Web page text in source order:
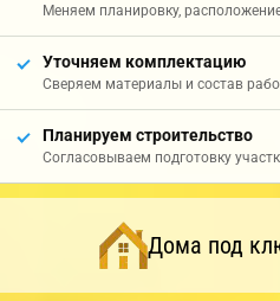
Меняем планировку,
Уточняем комплектацию
Сверяем материалы и состав
Планируем строительство
Согласовываем подготовку
Дома под